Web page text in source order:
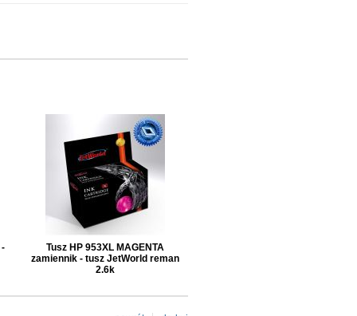
-
Tusz HP 953XL MAGENTA
zamiennik - tusz JetWorld reman
2.6k